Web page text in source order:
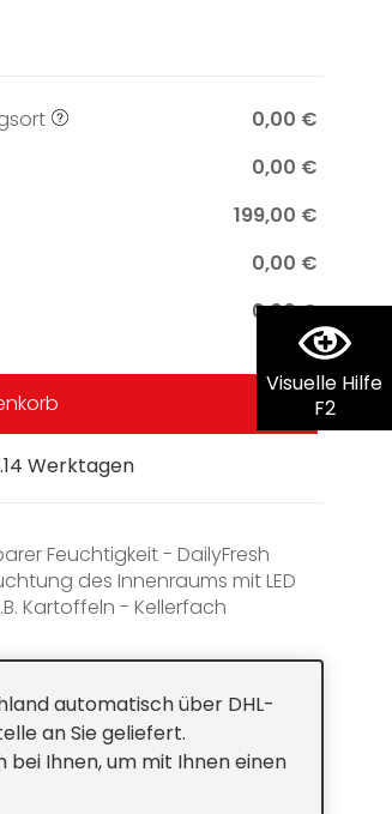
Visuelle Hilfe
F2
Werktagen
0,00 €
0,00 €
199,00 €
0,00 €
0,00 €
Feuchtigkeit - DailyFresh
des Innenraums mit LED
Kartoffeln - Kellerfach
- ComfortClean
automatisch über DHL-
an Sie geliefert.
Ihnen, um mit Ihnen einen